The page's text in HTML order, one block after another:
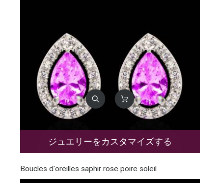
ジュエリーをカスタマイズする
Boucles d'oreilles saphir rose poire soleil